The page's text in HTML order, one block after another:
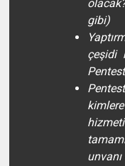
gibi)
çeşidi